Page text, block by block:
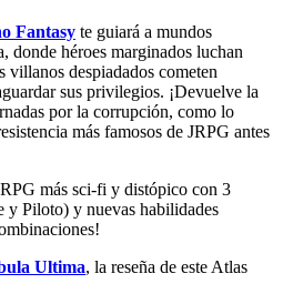
Fantasy te guiará a mundos
donde héroes marginados luchan
villanos despiadados cometen
sus privilegios. ¡Devuelve la
por la corrupción, como lo
más famosos de JRPG antes
más sci-fi y distópico con 3
y Piloto) y nuevas habilidades
Ultima, la reseña de este Atlas